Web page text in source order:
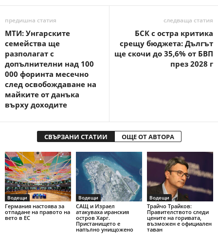
предишна статия
МТИ: Унгарските
семейства ще
разполагат с
допълнителни над 100
000 форинта месечно
след освобождаване на
майките от данъка
върху доходите
следваща статия
БСК с остра критика
срещу бюджета: Дългът
ще скочи до 35,6% от БВП
през 2028 г
СВЪРЗАНИ СТАТИИ ОЩЕ ОТ АВТОРА
Водещи
Германия настоява за
отпадане на правото на
вето в ЕС
Водещи
САЩ и Израел
атакуваха иранския
остров Харг.
Пристанището е
напълно унищожено
Водещи
Трайчо Трайков:
Правителството следи
цените на горивата,
възможен е официален
таван